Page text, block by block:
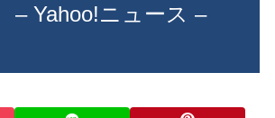
– Yahoo!ニュース –